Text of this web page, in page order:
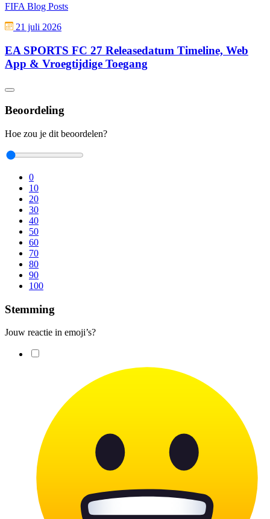
FIFA Blog Posts
21 juli 2026
EA SPORTS FC 27 Releasedatum Timeline, Web
App & Vroegtijdige Toegang
Beoordeling
Hoe zou je dit beoordelen?
0
10
20
30
40
50
60
70
80
90
100
Stemming
Jouw reactie in emoji’s?